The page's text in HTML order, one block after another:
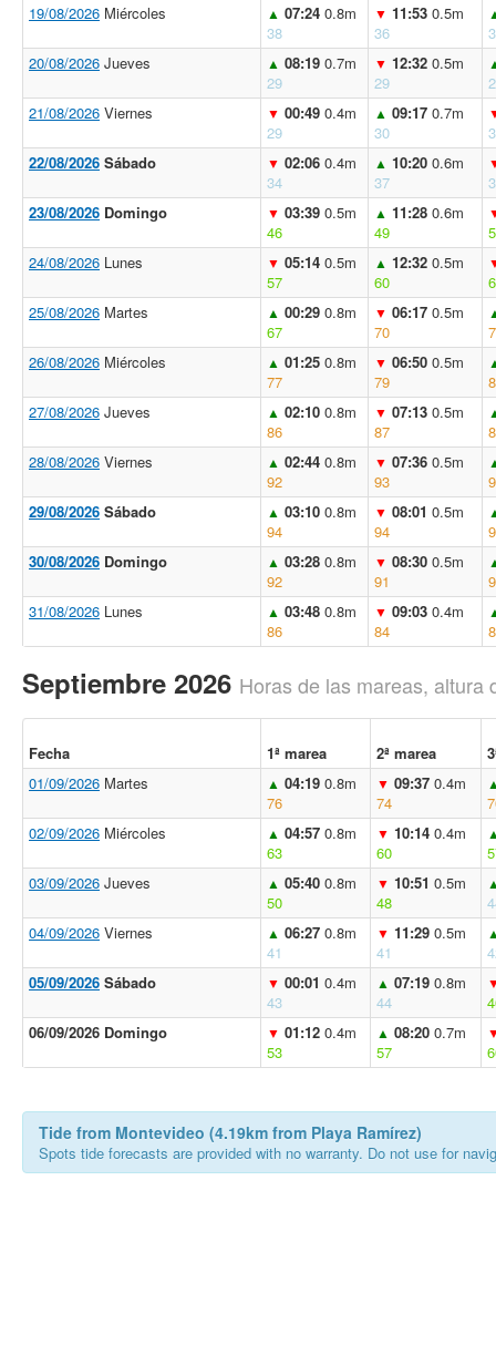
19/08/2026 Miércoles ▲ 07:24 0.8m
38
▼ 11:53 0.5m
36
20/08/2026 Jueves ▲ 08:19 0.7m
29
▼ 12:32 0.5m
29
21/08/2026 Viernes ▼ 00:49 0.4m
29
▲ 09:17 0.7m
30
22/08/2026 Sábado ▼ 02:06 0.4m
34
▲ 10:20 0.6m
37
23/08/2026 Domingo ▼ 03:39 0.5m
46
▲ 11:28 0.6m
49
24/08/2026 Lunes ▼ 05:14 0.5m
57
▲ 12:32 0.5m
60
25/08/2026 Martes ▲ 00:29 0.8m
67
▼ 06:17 0.5m
70
26/08/2026 Miércoles ▲ 01:25 0.8m
77
▼ 06:50 0.5m
79
27/08/2026 Jueves ▲ 02:10 0.8m
86
▼ 07:13 0.5m
87
28/08/2026 Viernes ▲ 02:44 0.8m
92
▼ 07:36 0.5m
93
29/08/2026 Sábado ▲ 03:10 0.8m
94
▼ 08:01 0.5m
94
30/08/2026 Domingo ▲ 03:28 0.8m
92
▼ 08:30 0.5m
91
31/08/2026 Lunes ▲ 03:48 0.8m
86
▼ 09:03 0.4m
84
Septiembre 2026 Horas de las mareas, altura
Fecha 1ª marea 2ª marea
01/09/2026 Martes ▲ 04:19 0.8m
76
▼ 09:37 0.4m
74
02/09/2026 Miércoles ▲ 04:57 0.8m
63
▼ 10:14 0.4m
60
03/09/2026 Jueves ▲ 05:40 0.8m
50
▼ 10:51 0.5m
48
04/09/2026 Viernes ▲ 06:27 0.8m
41
▼ 11:29 0.5m
41
05/09/2026 Sábado ▼ 00:01 0.4m
43
▲ 07:19 0.8m
44
06/09/2026 Domingo
▼ 01:12 0.4m
53
▲ 08:20 0.7m
57
Tide from Montevideo (4.19km from Playa Ramírez)
Spots tide forecasts are provided with no warranty. Do not use for